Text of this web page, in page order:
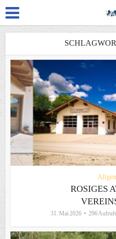
ROSIGES
31. Mai 2026 296